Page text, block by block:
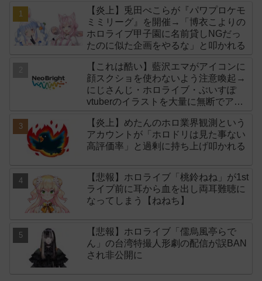
【炎上】兎田ぺこらが『パワプロケモ
ミミリーグ』を開催→「博衣こよりの
ホロライブ甲子園に名前貸しNGだっ
たのに似た企画をやるな」と叩かれる
【これは酷い】藍沢エマがアイコンに
顔スクショを使わないよう注意喚起→
にじさんじ・ホロライブ・ぶいすぽ
vtuberのイラストを大量に無断でアイ
「NeoBright（ネオブライト）」が謝
罪！
【炎上】めたんのホロ業界観測という
アカウントが「ホロドリは見た事ない
高評価率」と過剰に持ち上げ叩かれる
【悲報】ホロライブ「桃鈴ねね」が1st
ライブ前に耳から血を出し両耳難聴に
なってしまう【ねねち】
【悲報】ホロライブ「儒烏風亭らで
ん」の台湾特撮人形劇の配信が誤BAN
され非公開に